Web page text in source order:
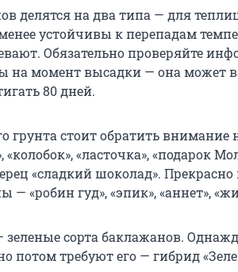
делятся на два типа — для
устойчивы к перепадам
Обязательно проверяйте
на момент высадки — она может
80 дней.
грунта стоит обратить внимание
«колобок», «ласточка», «подарок
«сладкий шоколад».
«робин гуд», «эпик», «аннет»,
сорта баклажанов.
потом требуют его — гибрид